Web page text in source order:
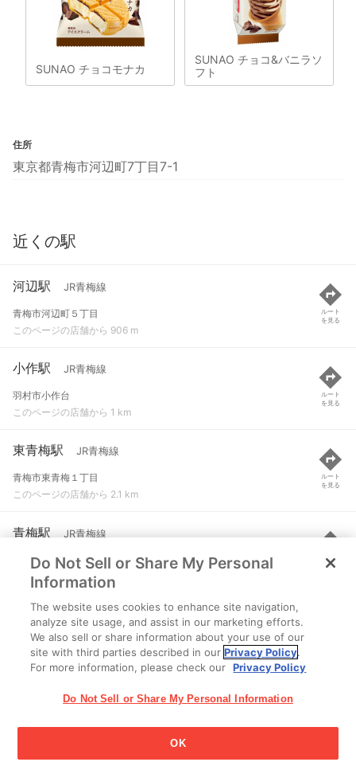
SUNAO チョコモナカ
SUNAO チョコ&バニラソ
フト
住所
東京都青梅市河辺町7丁目7-1
近くの駅
河辺駅 JR青梅線
青梅市河辺町５丁目
このページの店舗から 906 m
ルート
を見る
小作駅 JR青梅線
羽村市小作台
このページの店舗から 1 km
ルート
を見る
東青梅駅 JR青梅線
青梅市東青梅１丁目
このページの店舗から 2.1 km
ルート
を見る
青梅駅 JR青梅線
青梅市青梅
このページの店舗から 3.3 km
ルート
を見る
羽村駅 JR青梅線
羽村市羽東１丁目
このページの店舗から 3.4 km
江崎グリコ株式会社 Copyright © 2025 Ezaki Glico Co., Ltd.
Do Not Sell or Share My Personal
Information
The website uses cookies to enhance site navigation,
analyze site usage, and assist in our marketing efforts.
We also sell or share information about your use of our
site with third parties described in ourPrivacy Policy.
For more information, please check our Privacy Policy
Do Not Sell or Share My Personal Information
OK